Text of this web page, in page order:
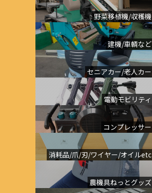
野菜移植機/収穫機
建機/車輌など
セニアカー/老人カー
電動モビリティ
コンプレッサー
消耗品/爪/刃/ワイヤー/オイルetc
農機具ねっとグッズ